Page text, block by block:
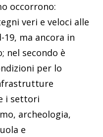
occorrono:
veri e veloci alle
ma ancora in
nel secondo è
per lo
i settori
archeologia,
e